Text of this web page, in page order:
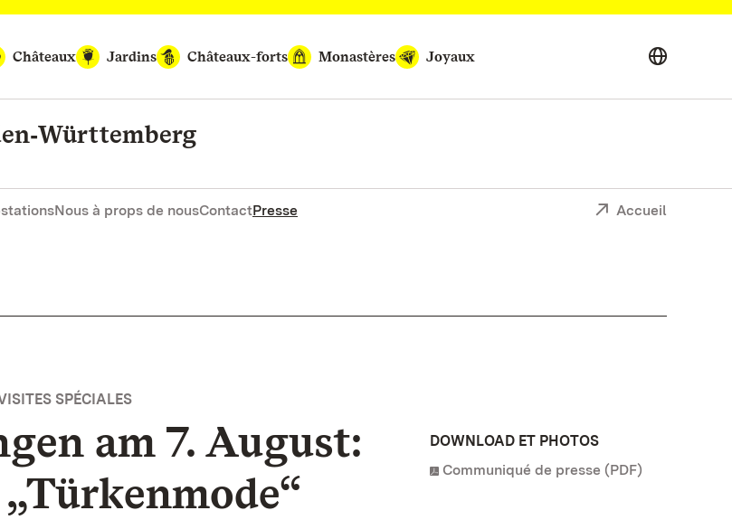
Châteaux
Jardins Châteaux-forts Monastères Joyaux
Nous à props de nousContactPresse Accueil
SPÉCIALES
am 7. August:
DOWNLOAD ET PHOTOS
Communiqué de presse (PDF)